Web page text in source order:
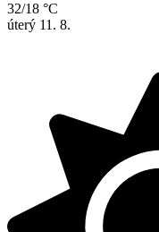
32/18 °C
úterý 11. 8.